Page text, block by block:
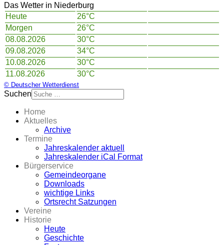
Das Wetter in Niederburg
Heute
26°C
Morgen
26°C
08.08.2026
30°C
09.08.2026
34°C
10.08.2026
30°C
11.08.2026
30°C
© Deutscher Wetterdienst
Suchen
Home
Aktuelles
Archive
Termine
Jahreskalender aktuell
Jahreskalender iCal Format
Bürgerservice
Gemeindeorgane
Downloads
wichtige Links
Ortsrecht Satzungen
Vereine
Historie
Heute
Geschichte